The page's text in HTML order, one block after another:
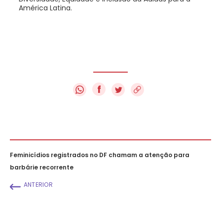
América Latina.
f
Feminicídios registrados no DF chamam a atenção para
barbárie recorrente
ANTERIOR